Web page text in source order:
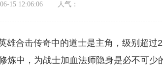
15 12:06:06 人气：
合击传奇中的道士是主角，级别超过
炼中，为战士加血法师隐身是必不可